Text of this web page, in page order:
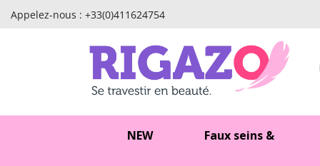
Appelez-nous : +33(0)411624754
NEW Faux seins &